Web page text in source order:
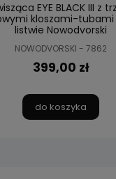
EYE BLACK III z
kloszami-tubami
listwie Nowodvorski
NOWODVORSKI - 7862
399,00 zł
do koszyka